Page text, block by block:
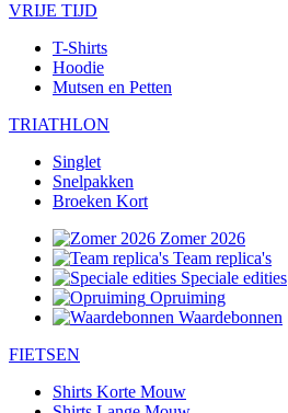
VRIJE TIJD
T-Shirts
Hoodie
Mutsen en Petten
TRIATHLON
Singlet
Snelpakken
Broeken Kort
Zomer 2026
Team replica's
Speciale edities
Opruiming
Waardebonnen
FIETSEN
Shirts Korte Mouw